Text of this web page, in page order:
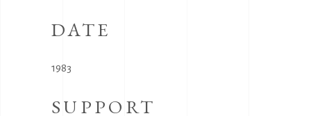
DATE
1983
SUPPORT